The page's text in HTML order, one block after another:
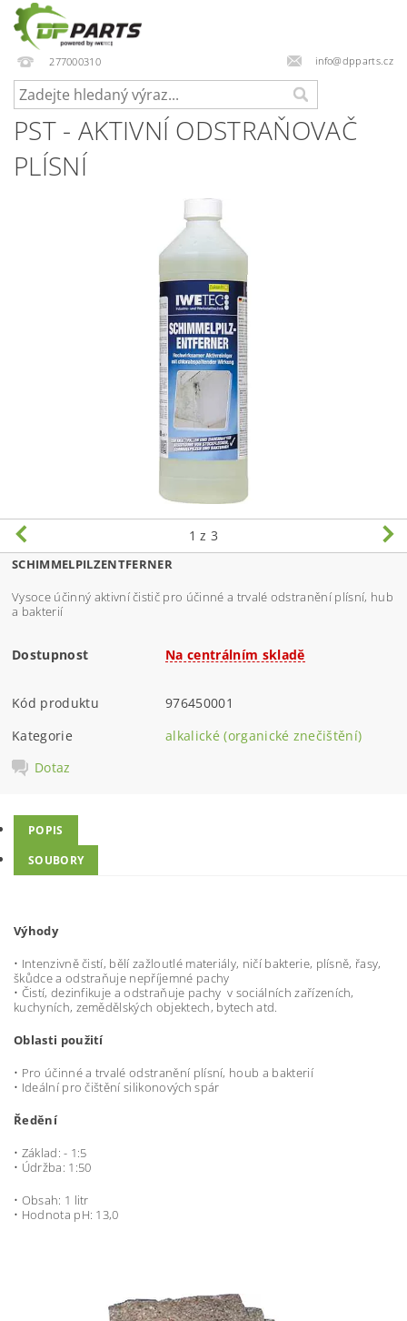
277000310 info@dpparts.cz
PST - AKTIVNÍ ODSTRAŇOVAČ
PLÍSNÍ
1 z 3
SCHIMMELPILZENTFERNER
Vysoce účinný aktivní čistič pro účinné a trvalé odstranění plísní, hub
a bakterií
Dostupnost Na centrálním skladě
Kód produktu
976450001
Kategorie
alkalické (organické znečištění)
Dotaz
POPIS
SOUBORY
Výhody
• Intenzivně čistí, bělí zažloutlé materiály, ničí bakterie, plísně, řasy,
škůdce a odstraňuje nepříjemné pachy
• Čistí, dezinfikuje a odstraňuje pachy v sociálních zařízeních,
kuchyních, zemědělských objektech, bytech atd.
Oblasti použití
• Pro účinné a trvalé odstranění plísní, houb a bakterií
• Ideální pro čištění silikonových spár
Ředění
• Základ: - 1:5
• Údržba: 1:50
• Obsah: 1 litr
• Hodnota pH: 13,0